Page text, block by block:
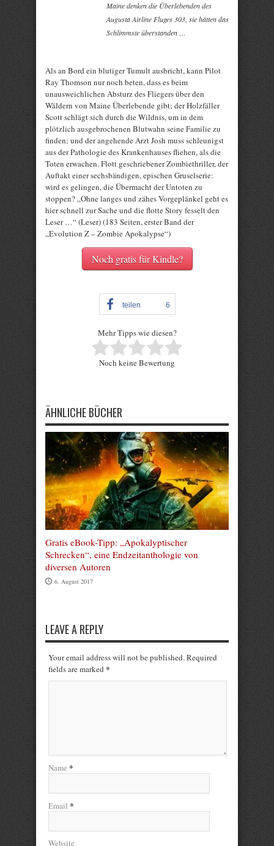
Maine denken die Überlebenden des
Augusta Airline Fluges 303, sie hätten das
Schlimmste überstanden …
Als an Bord ein blutiger Tumult ausbricht, kann Pilot
Ray Thomson nur noch beten, dass es beim
unausweichlichen Absturz des Fliegers über den
Wäldern von Maine Überlebende gibt; der Holzfäller
Scott schlägt sich durch die Wildnis, um in dem
plötzlich ausgebrochenen Blutwahn seine Familie zu
finden; und der angehende Arzt Josh muss schleunigst
aus der Pathologie des Krankenhauses fliehen, als die
Toten erwachen. Flott geschriebener Zombiethriller, der
Auftakt einer sechsbändigen, epischen Gruselserie:
wird es gelingen, die Übermacht der Untoten zu
stoppen? „Ohne langes und zähes Vorgeplänkel geht es
hier schnell zur Sache und die flotte Story fesselt den
Leser …“ (Leser) (183 Seiten, erster Band der
„Evolution Z – Zombie Apokalypse“)
Noch gratis für Kindle?
teilen 6
Mehr Tipps wie diesen?
Rate this item:
Noch keine Bewertung
ÄHNLICHE BÜCHER
Gratis eBook-Tipp: „Apokalyptischer
Schrecken“, eine Endzeitanthologie von
diversen Autoren
6. August 2017
LEAVE A REPLY
Your email address will not be published. Required
fields are marked *
Name *
Email *
Website